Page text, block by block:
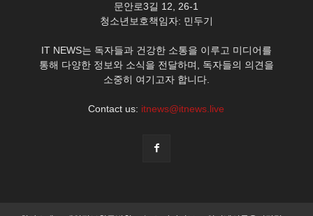
문안로3길 12, 26-1
청소년보호책임자: 민두기
IT NEWS는 독자들과 건강한 소통을 이루고 미디어를
통해 다양한 정보와 소식을 전달하며, 독자들의 의견을
소중히 여기고자 합니다.
Contact us: itnews@itnews.live